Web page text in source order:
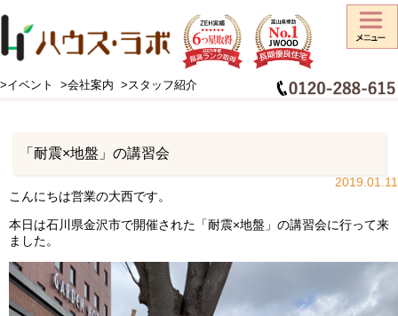
>イベント >会社案内 >スタッフ紹介
HOME > 工事日記> 「耐震×地盤」の講習会
「耐震×地盤」の講習会
2019.01.11
こんにちは営業の大西です。
本日は石川県金沢市で開催された「耐震×地盤」の講習会に行って来
ました。